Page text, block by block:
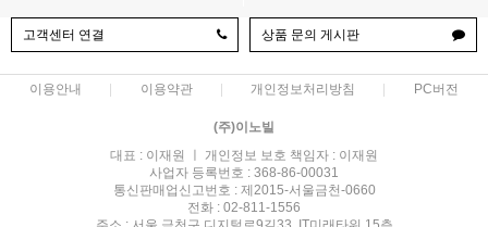
고객센터 연결 상품 문의 게시판
이용안내 이용약관 개인정보처리방침 PC버전
(주)이노빌
대표 : 이재원 ㅣ 개인정보 보호 책임자 : 이재원
사업자 등록번호 : 368-86-00031
통신판매업신고번호 : 제2015-서울금천-0660
전화 : 02-811-1556